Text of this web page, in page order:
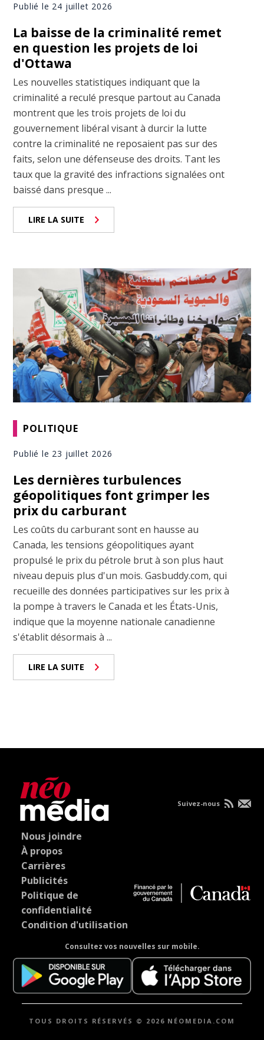
Publié le 24 juillet 2026
La baisse de la criminalité remet
en question les projets de loi
d'Ottawa
Les nouvelles statistiques indiquant que la
criminalité a reculé presque partout au Canada
montrent que les trois projets de loi du
gouvernement libéral visant à durcir la lutte
contre la criminalité ne reposaient pas sur des
faits, selon une défenseuse des droits. Tant les
taux que la gravité des infractions signalées ont
baissé dans presque ...
LIRE LA SUITE
POLITIQUE
Publié le 23 juillet 2026
Les dernières turbulences
géopolitiques font grimper les
prix du carburant
Les coûts du carburant sont en hausse au
Canada, les tensions géopolitiques ayant
propulsé le prix du pétrole brut à son plus haut
niveau depuis plus d'un mois. Gasbuddy.com, qui
recueille des données participatives sur les prix à
la pompe à travers le Canada et les États-Unis,
indique que la moyenne nationale canadienne
s'établit désormais à ...
LIRE LA SUITE
Nous joindre
À propos
Carrières
Publicités
Politique de
confidentialité
Condition d'utilisation
Consultez vos nouvelles sur mobile.
Suivez-nous
TOUS DROITS RÉSERVÉS © 2026 NÉOMEDIA.COM